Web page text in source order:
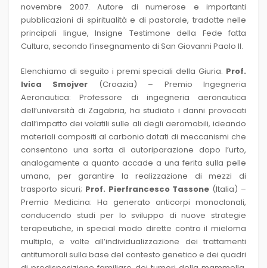
novembre 2007. Autore di numerose e importanti
pubblicazioni di spiritualità e di pastorale, tradotte nelle
principali lingue, Insigne Testimone della Fede fatta
Cultura, secondo l’insegnamento di San Giovanni Paolo II.
Elenchiamo di seguito i premi speciali della Giuria. Prof.
Ivica Smojver (Croazia) – Premio Ingegneria
Aeronautica: Professore di ingegneria aeronautica
dell’università di Zagabria, ha studiato i danni provocati
dall’impatto dei volatili sulle ali degli aeromobili, ideando
materiali compositi al carbonio dotati di meccanismi che
consentono una sorta di autoriparazione dopo l’urto,
analogamente a quanto accade a una ferita sulla pelle
umana, per garantire la realizzazione di mezzi di
trasporto sicuri; Prof. Pierfrancesco Tassone (Italia) –
Premio Medicina: Ha generato anticorpi monoclonali,
conducendo studi per lo sviluppo di nuove strategie
terapeutiche, in special modo dirette contro il mieloma
multiplo, e volte all’individualizzazione dei trattamenti
antitumorali sulla base del contesto genetico e dei quadri